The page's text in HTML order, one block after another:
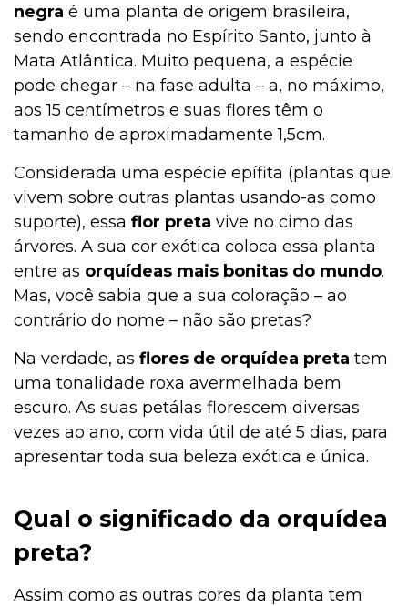
negra é uma planta de origem brasileira,
sendo encontrada no Espírito Santo, junto à
Mata Atlântica. Muito pequena, a espécie
pode chegar – na fase adulta – a, no máximo,
aos 15 centímetros e suas flores têm o
tamanho de aproximadamente 1,5cm.
Considerada uma espécie epífita (plantas que
vivem sobre outras plantas usando-as como
suporte), essa flor preta vive no cimo das
árvores. A sua cor exótica coloca essa planta
entre as orquídeas mais bonitas do mundo.
Mas, você sabia que a sua coloração – ao
contrário do nome – não são pretas?
Na verdade, as flores de orquídea preta tem
uma tonalidade roxa avermelhada bem
escuro. As suas petálas florescem diversas
vezes ao ano, com vida útil de até 5 dias, para
apresentar toda sua beleza exótica e única.
Qual o significado da orquídea
preta?
Assim como as outras cores da planta tem